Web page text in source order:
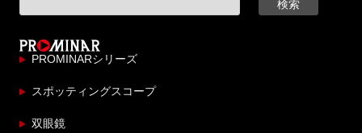
PROMINARシリーズ
スポッティングスコープ
双眼鏡